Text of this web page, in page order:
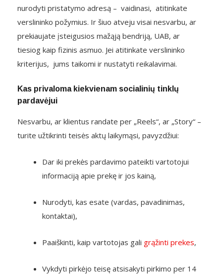
nurodyti pristatymo adresą – vaidinasi, atitinkate
verslininko požymius. Ir šiuo atveju visai nesvarbu, ar
prekiaujate įsteigusios mažąją bendriją, UAB, ar
tiesiog kaip fizinis asmuo. Jei atitinkate verslininko
kriterijus, jums taikomi ir nustatyti reikalavimai.
Kas privaloma kiekvienam socialinių tinklų
pardavėjui
Nesvarbu, ar klientus randate per „Reels“, ar „Story“ –
turite užtikrinti teisės aktų laikymąsi, pavyzdžiui:
Dar iki prekės pardavimo pateikti vartotojui
informaciją apie prekę ir jos kainą,
Nurodyti, kas esate (vardas, pavadinimas,
kontaktai),
Paaiškinti, kaip vartotojas gali grąžinti prekes,
Vykdyti pirkėjo teisę atsisakyti pirkimo per 14